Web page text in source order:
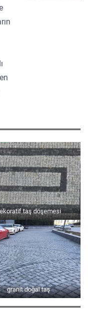
taş döşemesi
granit doğal taş